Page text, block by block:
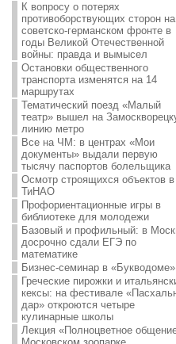
К вопросу о потерях
противоборствующих сторон на
советско-германском фронте в
годы Великой Отечественной
войны: правда и вымысел
Остановки общественного
транспорта изменятся на 14
маршрутах
Тематический поезд «Малый
театр» вышел на
линию метро
Все на ЧМ: в центрах «Мои
документы» выдали первую
тысячу паспортов болельщика
Осмотр строящихся объектов в
ТиНАО
Профориентационные игры в
библиотеке для молодежи
Базовый и профильный: в
досрочно сдали ЕГЭ по
математике
Бизнес-семинар в «Букводоме»
Греческие пирожки и
кексы: на фестивале
дар» откроются четыре
кулинарные школы
Лекция «Полноцветное